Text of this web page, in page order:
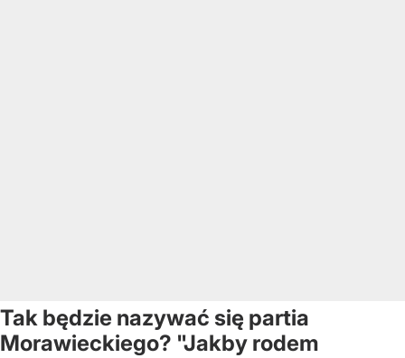
Tak będzie nazywać się partia
Morawieckiego? "Jakby rodem